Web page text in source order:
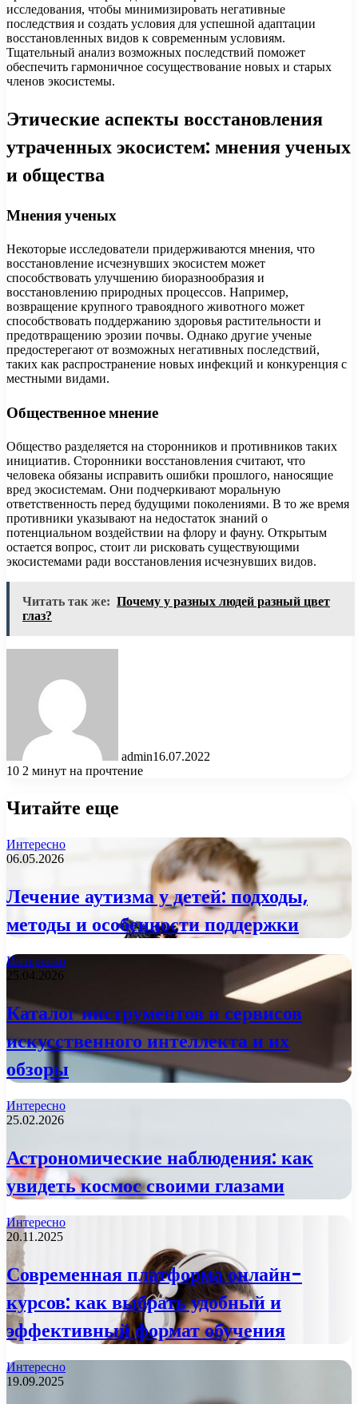
исследования, чтобы минимизировать негативные
последствия и создать условия для успешной адаптации
восстановленных видов к современным условиям.
Тщательный анализ возможных последствий поможет
обеспечить гармоничное сосуществование новых и старых
членов экосистемы.
Этические аспекты восстановления
утраченных экосистем: мнения ученых
и общества
Мнения ученых
Некоторые исследователи придерживаются мнения, что
восстановление исчезнувших экосистем может
способствовать улучшению биоразнообразия и
восстановлению природных процессов. Например,
возвращение крупного травоядного животного может
способствовать поддержанию здоровья растительности и
предотвращению эрозии почвы. Однако другие ученые
предостерегают от возможных негативных последствий,
таких как распространение новых инфекций и конкуренция с
местными видами.
Общественное мнение
Общество разделяется на сторонников и противников таких
инициатив. Сторонники восстановления считают, что
человека обязаны исправить ошибки прошлого, наносящие
вред экосистемам. Они подчеркивают моральную
ответственность перед будущими поколениями. В то же время
противники указывают на недостаток знаний о
потенциальном воздействии на флору и фауну. Открытым
остается вопрос, стоит ли рисковать существующими
экосистемами ради восстановления исчезнувших видов.
Читать так же: Почему у разных людей разный цвет
глаз?
admin16.07.2022
10 2 минут на прочтение
Читайте еще
Интересно
06.05.2026
Лечение аутизма у детей: подходы,
методы и особенности поддержки
Интересно
25.04.2026
Каталог инструментов и сервисов
искусственного интеллекта и их
обзоры
Интересно
25.02.2026
Астрономические наблюдения: как
увидеть космос своими глазами
Интересно
20.11.2025
Современная платформа онлайн-
курсов: как выбрать удобный и
эффективный формат обучения
Интересно
19.09.2025